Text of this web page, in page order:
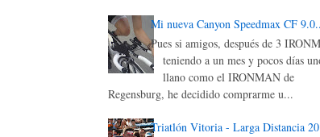
Mi nueva Canyon Speedmax CF
Pues si amigos, después de 3
teniendo a un mes y pocos días
llano como el IRONMAN de
Regensburg, he decidido comprarme u...
Triatlón Vitoria - Larga Distancia